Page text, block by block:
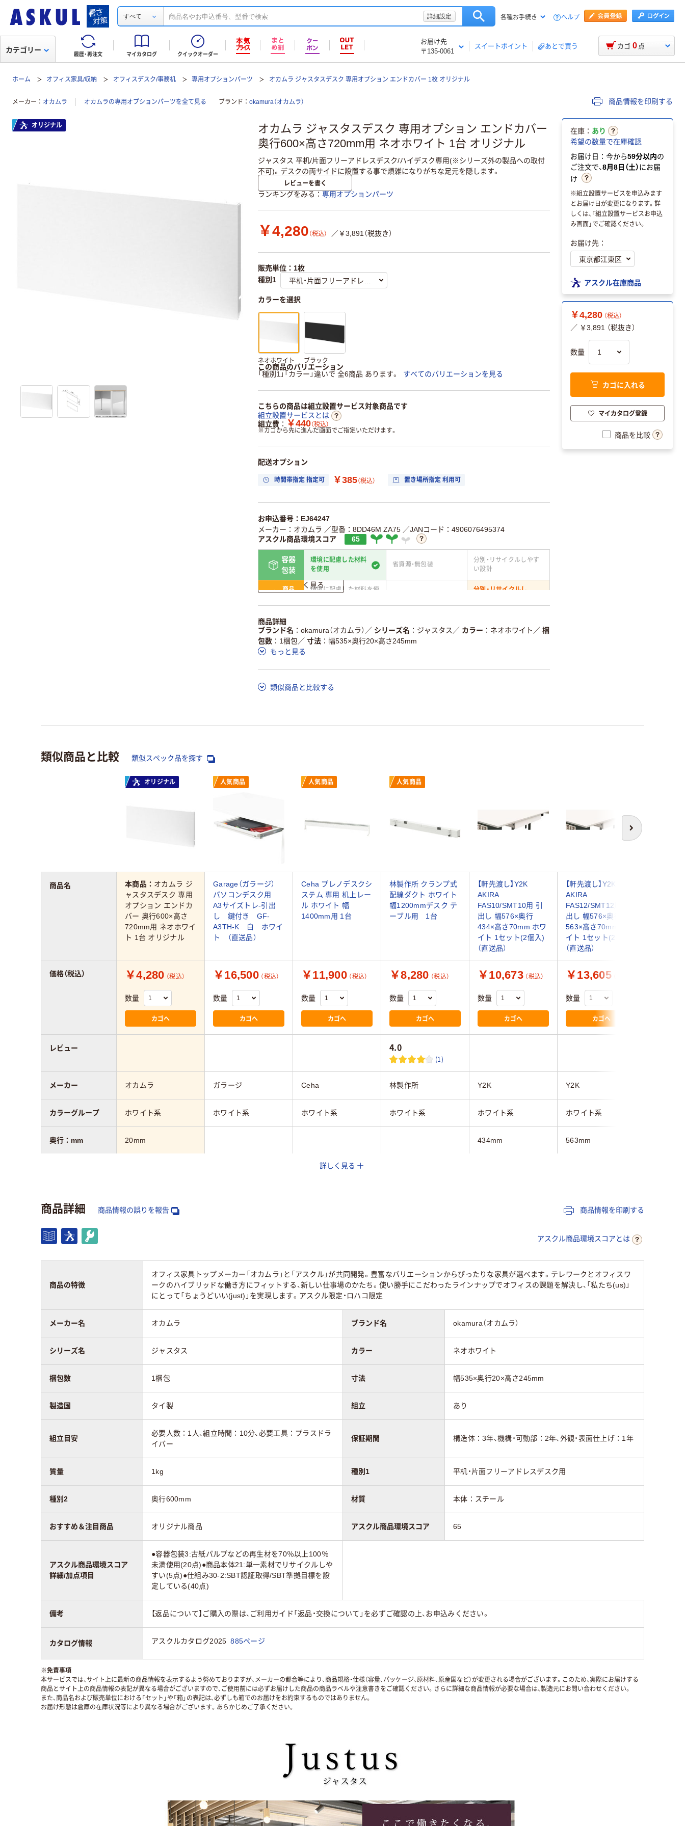
すべて 詳細設定 各種お手続き ヘルプ
履歴・再注文 マイカタログ クイックオーダー
お届け先
〒135-0061
スイートポイント あとで買う
カテゴリー カゴ 0 点
ホーム オフィス家具/収納 オフィスデスク/事務机 専用オプションパーツ オカムラ ジャスタスデスク 専用オプション エンドカバー 1枚 オリジナル
メーカー オカムラ オカムラの専用オプションパーツを全て見る ブランド okamura（オカムラ） 商品情報を印刷する
オカムラ ジャスタスデスク 専用オプション エンドカバー
奥行600×高さ720mm用 ネオホワイト 1台 オリジナル
ジャスタス 平机/片面フリーアドレスデスク/ハイデスク専用(※シリーズ外の製品への取付
不可)。デスクの両サイドに設置する事で煩雑になりがちな足元を隠します。
レビューを書く
ランキングをみる 専用オプションパーツ
￥4,280 （税込） ／￥3,891（税抜き）
販売単位：1枚
種別1
カラーを選択
ネオホワイト ブラック
この商品のバリエーション
「種別1」「カラー」違いで 全6商品 あります。
すべてのバリエーションを見る
こちらの商品は組立設置サービス対象商品です
組立設置サービスとは
組立費
￥440（税込）
※カゴから先に進んだ画面でご指定いただけます。
配送オプション
時間帯指定 指定可 ￥385（税込） 置き場所指定 利用可
お申込番号：EJ64247
メーカー：オカムラ ／型番：8DD46M ZA75 ／JANコード：4906076495374
アスクル商品環境スコア
65
容器
包装
環境に配慮した材料
を使用
省資源・無包装
分別・リサイクルしやす
い設計
商品
環境に配慮した材料を使
分別・リサイクルし
仕組
ている
削減
この商品の環境配慮ポイントです。詳しくはページ下部の商品詳細「
ア詳細／加点項目
詳しく見る
商品詳細
ブランド名
okamura（オカムラ） ／ シリーズ名 ジャスタス ／ カラー ネオホワイト ／ 梱
包数
1梱包／ 寸法
幅535×奥行20×高さ245mm
もっと見る
類似商品と比較する
オリジナル
在庫： あり
希望の数量で在庫確認
お届け日：今から59分以内の
ご注文で、8月8日（土）にお届
け
※組立設置サービスを申込みます
とお届け日が変更になります。詳
しくは、「組立設置サービスお申込
み画面」でご確認ください。
お届け先：
アスクル在庫商品
￥4,280 （税込）
／ ￥3,891 （税抜き）
数量
カゴに入れる
マイカタログ登録
商品を比較
類似商品と比較 類似スペック品を探す
次へ
オリジナル 人気商品 人気商品 人気商品
本商品： オカムラ ジ
ャスタスデスク 専用
オプション エンドカ
バー 奥行600×高さ
720mm用 ネオホワイ
ト 1台 オリジナル
Garage（ガラージ）
パソコンデスク用
A3サイズトレ-引出
し 鍵付き GF-
A3TH-K 白 ホワイ
ト （直送品）
Ceha プレノデスクシ
ステム 専用 机上レー
ル ホワイト 幅
1400mm用 1台
林製作所 クランプ式
配線ダクト ホワイト
幅1200mmデスク テ
ーブル用 1台
【軒先渡し】Y2K
AKIRA
FAS10/SMT10用 引
出し 幅576×奥行
434×高さ70mm ホワ
イト 1セット(2個入)
（直送品）
【軒先渡し】Y2K
AKIRA
FAS12/SMT12用 引
出し 幅576×奥行
563×高さ70mm ホワ
イト 1セット(2個入)
（直送品）
￥4,280 （税込）
数量
カゴへ
￥16,500 （税込）
数量
カゴへ
￥11,900 （税込）
数量
カゴへ
￥8,280 （税込）
数量
カゴへ
￥10,673 （税込）
数量
カゴへ
￥13,605
数量
カゴへ
4.0
(1)
オカムラ ガラージ Ceha 林製作所 Y2K Y2K
ホワイト系 ホワイト系 ホワイト系 ホワイト系 ホワイト系 ホワイト系
20mm 434mm 563mm
商品名
価格（税込）
レビュー
メーカー
カラーグループ
奥行：mm
スコア
詳しく見る
商品詳細 商品情報の誤りを報告 商品情報を印刷する
アスクル商品環境スコアとは
商品の特徴
オフィス家具トップメーカー「オカムラ」と「アスクル」が共同開発。豊富なバリエーションからぴったりな家具が選べます。テレワークとオフィスワ
ークのハイブリッドな働き方にフィットする、新しい仕事場のかたち。使い勝手にこだわったラインナップでオフィスの課題を解決し、「私たち(us)」
にとって「ちょうどいい(just)」を実現します。アスクル限定・ロハコ限定
メーカー名 オカムラ ブランド名 okamura（オカムラ）
シリーズ名 ジャスタス カラー ネオホワイト
梱包数 1梱包 寸法 幅535×奥行20×高さ245mm
製造国 タイ製 組立 あり
組立目安
必要人数：1人、組立時間：10分、必要工具：プラスドラ
イバー
保証期間 構造体：3年、機構・可動部：2年、外観・表面仕上げ：1年
質量 1kg 種別1 平机・片面フリーアドレスデスク用
種別2 奥行600mm 材質 本体：スチール
おすすめ＆注目商品 オリジナル商品 アスクル商品環境スコア 65
アスクル商品環境スコア
詳細/加点項目
●容器包装3:古紙パルプなどの再生材を70％以上100％
未満使用(20点)●商品本体21:単一素材でリサイクルしや
すい(5点)●仕組み30-2:SBT認証取得/SBT準拠目標を設
定している(40点)
備考 【返品について】ご購入の際は、ご利用ガイド「返品・交換について」を必ずご確認の上、お申込みください。
カタログ情報 アスクルカタログ2025 885ページ
※免責事項
本サービスでは、サイト上に最新の商品情報を表示するよう努めておりますが、メーカーの都合等により、商品規格・仕様（容量、パッケージ、原材料、原産国など）が変更される場合がございます。このため、実際にお届けする
商品とサイト上の商品情報の表記が異なる場合がございますので、ご使用前には必ずお届けした商品の商品ラベルや注意書きをご確認ください。さらに詳細な商品情報が必要な場合は、製造元にお問い合わせください。
また、商品名および販売単位における「セット」や「箱」の表記は、必ずしも箱でのお届けをお約束するものではありません。
お届け形態は倉庫の在庫状況等により異なる場合がございます。あらかじめご了承ください。